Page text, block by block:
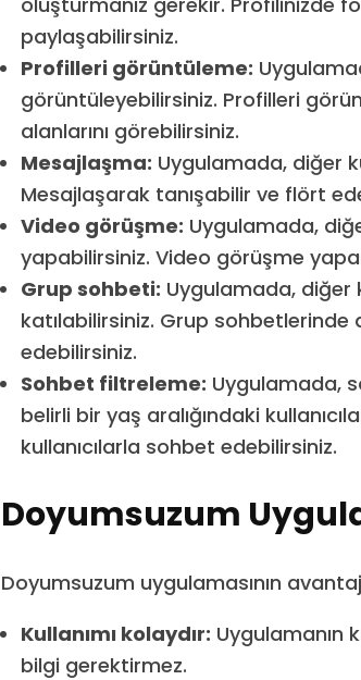
paylaşabilirsiniz.
Profilleri görüntüleme:
görüntüleyebilirsiniz. Profilleri
alanlarını görebilirsiniz.
Mesajlaşma: Uygulamada, diğer
Mesajlaşarak tanışabilir ve flört
Video görüşme: Uygulamada,
yapabilirsiniz. Video görüşme
Grup sohbeti: Uygulamada, diğer
katılabilirsiniz. Grup sohbetlerinde
edebilirsiniz.
Sohbet filtreleme: Uygulamada,
belirli bir yaş aralığındaki
kullanıcılarla sohbet edebilirsiniz.
Doyumsuzum
Doyumsuzum uygulamasının
Kullanımı kolaydır: Uygulamanın
bilgi gerektirmez.